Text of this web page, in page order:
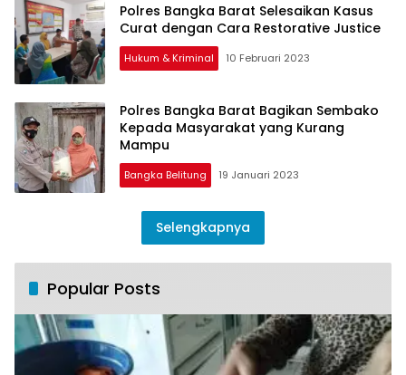
Polres Bangka Barat Selesaikan Kasus
Curat dengan Cara Restorative Justice
Hukum & Kriminal 10 Februari 2023
Polres Bangka Barat Bagikan Sembako
Kepada Masyarakat yang Kurang
Mampu
Bangka Belitung 19 Januari 2023
Selengkapnya
Popular Posts